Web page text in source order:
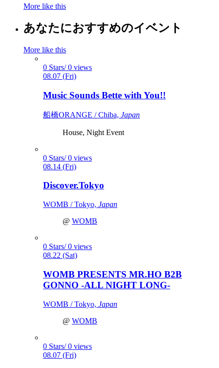
More like this
あなたにおすすめのイベント
More like this
0 Stars/ 0 views
08.07 (Fri)
Music Sounds Bette with You!!
船橋ORANGE / Chiba, Japan
House, Night Event
0 Stars/ 0 views
08.14 (Fri)
Discover.Tokyo
WOMB / Tokyo, Japan
@ WOMB
0 Stars/ 0 views
08.22 (Sat)
WOMB PRESENTS MR.HO B2B
GONNO -ALL NIGHT LONG-
WOMB / Tokyo, Japan
@ WOMB
0 Stars/ 0 views
08.07 (Fri)